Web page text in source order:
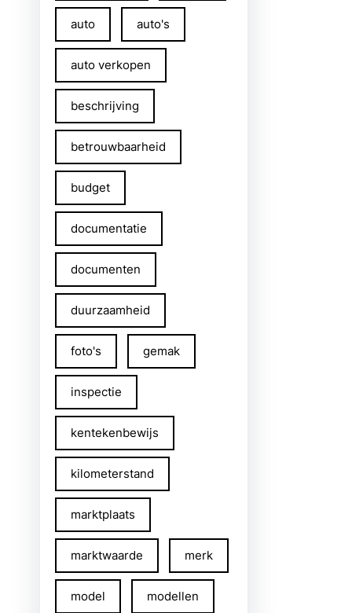
auto auto's
auto verkopen
beschrijving
betrouwbaarheid
budget
documentatie
documenten
duurzaamheid
foto's gemak
inspectie
kentekenbewijs
kilometerstand
marktplaats
marktwaarde merk
model modellen